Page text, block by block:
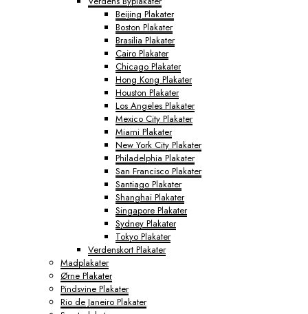
Beijing Plakater
Boston Plakater
Brasilia Plakater
Cairo Plakater
Chicago Plakater
Hong Kong Plakater
Houston Plakater
Los Angeles Plakater
Mexico City Plakater
Miami Plakater
New York City Plakater
Philadelphia Plakater
San Francisco Plakater
Santiago Plakater
Shanghai Plakater
Singapore Plakater
Sydney Plakater
Tokyo Plakater
Verdenskort Plakater
Madplakater
Ørne Plakater
Pindsvine Plakater
Rio de Janeiro Plakater